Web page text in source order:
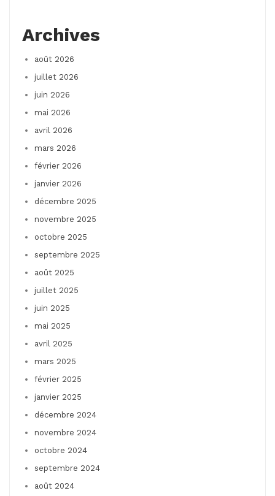
Archives
août 2026
juillet 2026
juin 2026
mai 2026
avril 2026
mars 2026
février 2026
janvier 2026
décembre 2025
novembre 2025
octobre 2025
septembre 2025
août 2025
juillet 2025
juin 2025
mai 2025
avril 2025
mars 2025
février 2025
janvier 2025
décembre 2024
novembre 2024
octobre 2024
septembre 2024
août 2024